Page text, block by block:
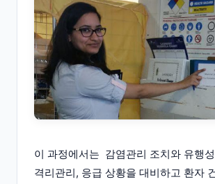
이 과정에서는 감염관리 조치와 유행
격리관리, 응급 상황을 대비하고 환자